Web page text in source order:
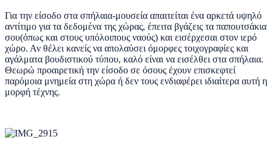
Για την είσοδο στα σπήλαια-μουσεία απαιτείται ένα αρκετά υψηλό
αντίτιμο για τα δεδομένα της χώρας, έπειτα βγάζεις τα παπουτσάκια
σου(όπως και στους υπόλοιπους ναούς) και εισέρχεσαι στον ιερό
χώρο. Αν θέλει κανείς να απολαύσει όμορφες τοιχογραφίες και
αγάλματα βουδιστικού τύπου, καλό είναι να εισέλθει στα σπήλαια.
Θεωρώ προαιρετική την είσοδο σε όσους έχουν επισκεφτεί
παρόμοια μνημεία στη χώρα ή δεν τους ενδιαφέρει ιδιαίτερα αυτή η
μορφή τέχνης.